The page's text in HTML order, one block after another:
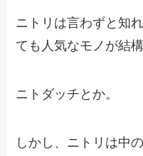
ニトリは言わずと知
ても人気なモノが結
ニトダッチとか。
しかし、ニトリは中